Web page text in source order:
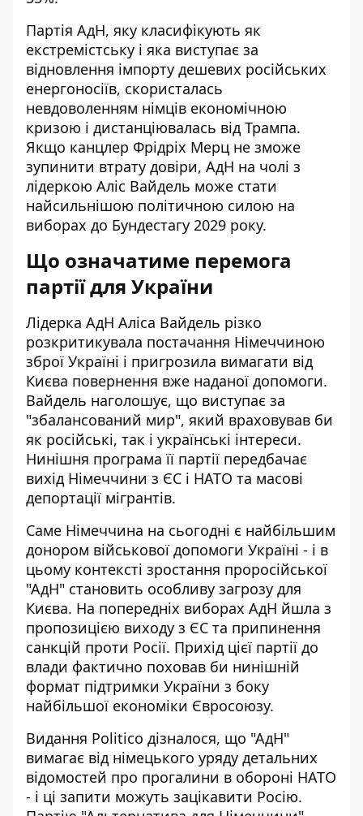
Партія АдН, яку класифікують як
екстремістську і яка виступає за
відновлення імпорту дешевих російських
енергоносіїв, скористалась
невдоволенням німців економічною
кризою і дистанціювалась від Трампа.
Якщо канцлер Фрідріх Мерц не зможе
зупинити втрату довіри, АдН на чолі з
лідеркою Аліс Вайдель може стати
найсильнішою політичною силою на
виборах до Бундестагу 2029 року.
Що означатиме перемога
партії для України
Лідерка АдН Аліса Вайдель різко
розкритикувала постачання Німеччиною
зброї Україні і пригрозила вимагати від
Києва повернення вже наданої допомоги.
Вайдель наголошує, що виступає за
"збалансований мир", який враховував би
як російські, так і українські інтереси.
Нинішня програма її партії передбачає
вихід Німеччини з ЄС і НАТО та масові
депортації мігрантів.
Саме Німеччина на сьогодні є найбільшим
донором військової допомоги Україні - і в
цьому контексті зростання проросійської
"АдН" становить особливу загрозу для
Києва. На попередніх виборах АдН йшла з
пропозицією виходу з ЄС та припинення
санкцій проти Росії. Прихід цієї партії до
влади фактично поховав би нинішній
формат підтримки України з боку
найбільшої економіки Євросоюзу.
Видання Politico дізналося, що "АдН"
вимагає від німецького уряду детальних
відомостей про прогалини в обороні НАТО
- і ці запити можуть зацікавити Росію.